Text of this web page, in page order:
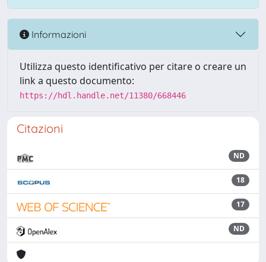
Informazioni
Utilizza questo identificativo per citare o creare un
link a questo documento:
https://hdl.handle.net/11380/668446
Citazioni
ND
18
17
ND